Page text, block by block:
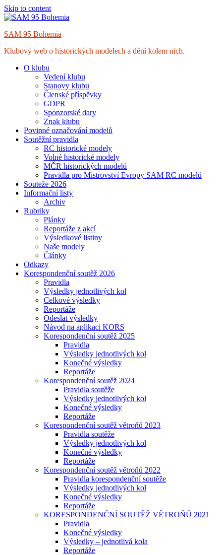
Skip to content
SAM 95 Bohemia
Klubový web o historických modelech a dění kolem nich.
O klubu
Vedení klubu
Stanovy klubu
Členské příspěvky
GDPR
Sponzorské dary
Znak klubu
Povinné označování modelů
Soutěžní pravidla
RC historické modely
Volné historické modely
MČR historických modelů
Pravidla pro Mistrovství Evropy SAM RC modelů
Souteže 2026
Informační listy
Archiv
Rubriky
Plánky
Reportáže z akcí
Výsledkové listiny
Naše modely
Články
Odkazy
Korespondenční soutěž 2026
Pravidla
Výsledky jednotlivých kol
Celkové výsledky
Reportáže
Odeslat výsledky
Návod na aplikaci KORS
Korespondenční soutěž 2025
Pravidla
Výsledky jednotlivých kol
Konečné výsledky
Reportáže
Korespondenční soutěž 2024
Pravidla soutěže
Výsledky jednotlivých kol
Konečné výsledky
Reportáže
Korespondenční soutěž větroňů 2023
Pravidla soutěže
Výsledky jednotlivých kol
Konečné výsledky
Reportáže
Korespondenční soutěž větroňů 2022
Pravidla korespondenční soutěže
Výsledky jednotlivých kol
Konečné výsledky
Reportáže
KORESPONDENČNÍ SOUTĚŽ VĚTROŇŮ 2021
Pravidla
Konečné výsledky
Výsledky – jednotlivá kola
Reportáže